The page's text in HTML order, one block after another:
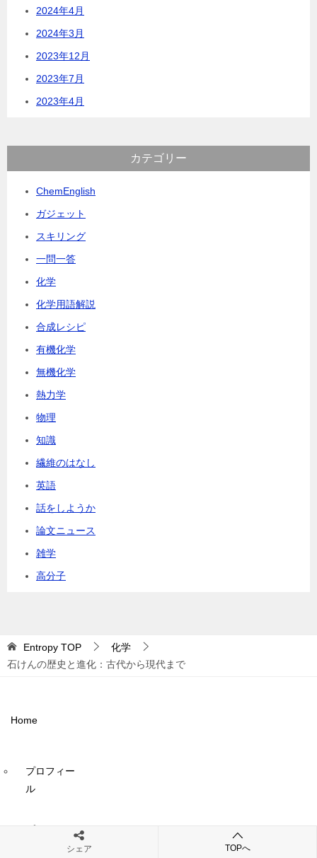
2024年4月
2024年3月
2023年12月
2023年7月
2023年4月
カテゴリー
ChemEnglish
ガジェット
スキリング
一問一答
化学
化学用語解説
合成レシピ
有機化学
無機化学
熱力学
物理
知識
繊維のはなし
英語
話をしようか
論文ニュース
雑学
高分子
Entropy TOP
化学
石けんの歴史と進化：古代から現代まで
Home
プロフィー
ル
シェア TOPへ